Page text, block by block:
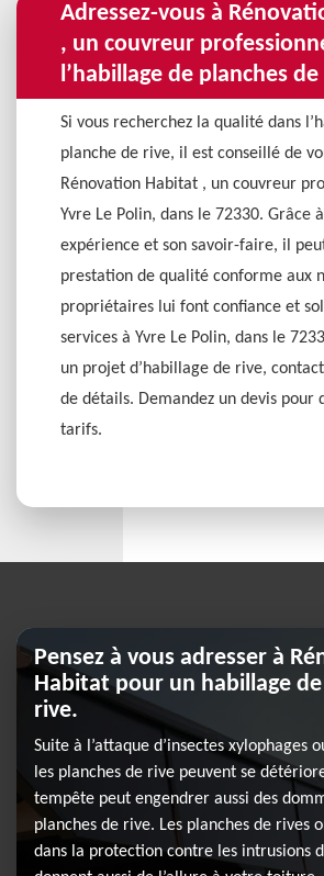
Adressez-vous à
, un couvreur
l’habillage de planches
Si vous recherchez la qualité dans
planche de rive, il est conseillé de
Rénovation Habitat , un couvreur
Yvre Le Polin, dans le 72330. Grâce
expérience et son savoir-faire, il
prestation de qualité conforme aux
propriétaires lui font confiance et
services à Yvre Le Polin, dans le
un projet d’habillage de rive,
de détails. Demandez un devis pour
tarifs.
Pensez à vous adresser à
Habitat pour un habillage
rive.
Suite à l’attaque d’insectes xylophages
les planches de rive peuvent se
tempête peut engendrer aussi des
planches de rive. Les planches de rives
dans la protection contre les intrusions